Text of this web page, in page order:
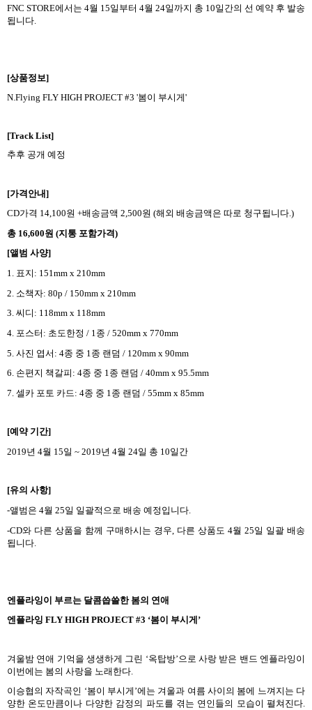
FNC STORE에서는 4월 15일부터 4월 24일까지 총 10일간의 선 예약 후 발송
됩니다
[상품정보]
N.Flying FLY HIGH PROJECT #3 '봄이 부시게'
[Track List]
추후 공개 예정
[가격안내]
CD가격 14,100원 +배송금액 2,500원 (해외 배송금액은 따로 청구됩니다.)
총 16,600원 (지통 포함가격)
[앨범 사양]
1. 표지 : 151mm x 210mm
2. 소책자: 80p / 150mm x 210mm
3. 씨디 : 118mm x 118mm
4. 포스터 : 초도한정 / 1종 / 520mm x 770mm
5. 사진 엽서 : 4종 중 1 종 랜덤 / 120mm x 90mm
6. 손편지 책갈피 : 4종 중 1종 랜덤 / 40mm x 95.5mm
7. 셀카 포토 카드: 4종 중 1종 랜덤 / 55mm x 85mm
[예약 기간]
2019년 4월 15일 ~ 2019년 4월 24일 총 10일간
[유의 사항]
-앨범은 4월 25일 일괄적으로 배송 예정입니다.
-CD와 다른 상품을 함께 구매하시는 경우 다른 상품도 4월 25일 일괄 배송
됩니다
엔플라잉이 부르는 달콤씁쓸한 봄의 연애
엔플라잉 FLY HIGH PROJECT #3 ‘봄이 부시게 ’
겨울밤 연애 기억을 생생하게 그린 ‘옥탑방’ 으로 사랑 받은 밴드 엔플라잉이
이번에는 봄의 사랑을 노래한다
이승협의 자작곡인 ‘봄이 부시게 ’에는 겨울과 여름 사이의 봄에 느껴지는 다
양한 온도만큼이나 다양한 감정의 파도를 겪는 연인들의 모습이 펼쳐진다.